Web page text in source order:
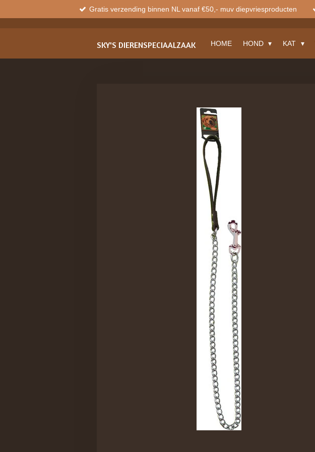
Gratis verzending binnen NL vanaf €50,- muv diepvriesproducten
SKY'S DIERENSPECIAALZAAK HOME HOND KAT